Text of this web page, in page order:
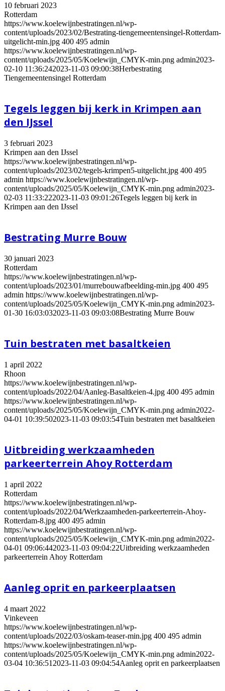
10 februari 2023
Rotterdam
https://www.koelewijnbestratingen.nl/wp-
content/uploads/2023/02/Bestrating-tiengemeentensingel-Rotterdam-
uitgelicht-min.jpg 400 495 admin
https://www.koelewijnbestratingen.nl/wp-
content/uploads/2025/05/Koelewijn_CMYK-min.png admin2023-
02-10 11:36:242023-11-03 09:00:38Herbestrating
Tiengemeentensingel Rotterdam
Tegels leggen bij kerk in Krimpen aan
den IJssel
3 februari 2023
Krimpen aan den IJssel
https://www.koelewijnbestratingen.nl/wp-
content/uploads/2023/02/tegels-krimpen5-uitgelicht.jpg 400 495
admin https://www.koelewijnbestratingen.nl/wp-
content/uploads/2025/05/Koelewijn_CMYK-min.png admin2023-
02-03 11:33:222023-11-03 09:01:26Tegels leggen bij kerk in
Krimpen aan den IJssel
Bestrating Murre Bouw
30 januari 2023
Rotterdam
https://www.koelewijnbestratingen.nl/wp-
content/uploads/2023/01/murrebouwafbeelding-min.jpg 400 495
admin https://www.koelewijnbestratingen.nl/wp-
content/uploads/2025/05/Koelewijn_CMYK-min.png admin2023-
01-30 16:03:032023-11-03 09:03:08Bestrating Murre Bouw
Tuin bestraten met basaltkeien
1 april 2022
Rhoon
https://www.koelewijnbestratingen.nl/wp-
content/uploads/2022/04/Aanleg-Basaltkeien-4.jpg 400 495 admin
https://www.koelewijnbestratingen.nl/wp-
content/uploads/2025/05/Koelewijn_CMYK-min.png admin2022-
04-01 10:39:502023-11-03 09:03:54Tuin bestraten met basaltkeien
Uitbreiding werkzaamheden
parkeerterrein Ahoy Rotterdam
1 april 2022
Rotterdam
https://www.koelewijnbestratingen.nl/wp-
content/uploads/2022/04/Werkzaamheden-parkeerterrein-Ahoy-
Rotterdam-8.jpg 400 495 admin
https://www.koelewijnbestratingen.nl/wp-
content/uploads/2025/05/Koelewijn_CMYK-min.png admin2022-
04-01 09:06:442023-11-03 09:04:22Uitbreiding werkzaamheden
parkeerterrein Ahoy Rotterdam
Aanleg oprit en parkeerplaatsen
4 maart 2022
Vinkeveen
https://www.koelewijnbestratingen.nl/wp-
content/uploads/2022/03/oskam-teaser-min.jpg 400 495 admin
https://www.koelewijnbestratingen.nl/wp-
content/uploads/2025/05/Koelewijn_CMYK-min.png admin2022-
03-04 10:36:51 2023-11-03 09:04:54Aanleg oprit en parkeerplaatsen